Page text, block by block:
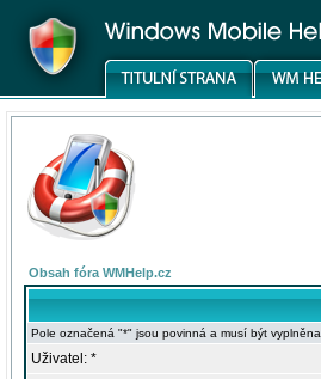
Obsah fóra WMHelp.cz
Pole označená "*" jsou povinná a musí být vyplněna
Uživatel: *